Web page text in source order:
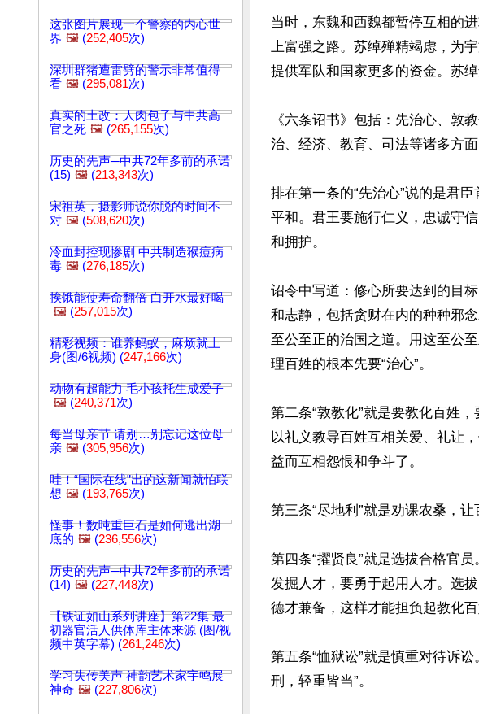
这张图片展现一个警察的内心世
界 🖼️ (252,405次)
深圳群猪遭雷劈的警示非常值得
看 🖼️ (295,081次)
真实的土改：人肉包子与中共高
官之死 🖼️ (265,155次)
历史的先声─中共72年多前的承诺
(15) 🖼️ (213,343次)
宋祖英，摄影师说你脱的时间不
对 🖼️ (508,620次)
冷血封控现惨剧 中共制造猴痘病
毒 🖼️ (276,185次)
挨饿能使寿命翻倍 白开水最好喝
🖼️ (257,015次)
精彩视频：谁养蚂蚁，麻烦就上
身(图/6视频) (247,166次)
动物有超能力 毛小孩托生成爱子
🖼️ (240,371次)
每当母亲节 请别…别忘记这位母
亲 🖼️ (305,956次)
哇！“国际在线”出的这新闻就怕联
想 🖼️ (193,765次)
怪事！数吨重巨石是如何逃出湖
底的 🖼️ (236,556次)
历史的先声─中共72年多前的承诺
(14) 🖼️ (227,448次)
【铁证如山系列讲座】第22集 最
初器官活人供体库主体来源 (图/视
频中英字幕) (261,246次)
学习失传美声 神韵艺术家宇鸣展
神奇 🖼️ (227,806次)
当时，东魏和西魏都暂停互相的
上富强之路。苏绰殚精竭虑，为
提供军队和国家更多的资金。苏
《六条诏书》包括：先治心、敦
治、经济、教育、司法等诸多方
排在第一条的“先治心”说的是君
平和。君王要施行仁义，忠诚守
和拥护。
诏令中写道：修心所要达到的目
和志静，包括贪财在内的种种邪
至公至正的治国之道。用这至公
理百姓的根本先要“治心”。
第二条“敦教化”就是要教化百姓
以礼义教导百姓互相关爱、礼让
益而互相怨恨和争斗了。
第三条“尽地利”就是劝课农桑，
第四条“擢贤良”就是选拔合格官
发掘人才，要勇于起用人才。选
德才兼备，这样才能担负起教化
第五条“恤狱讼”就是慎重对待诉
刑，轻重皆当”。